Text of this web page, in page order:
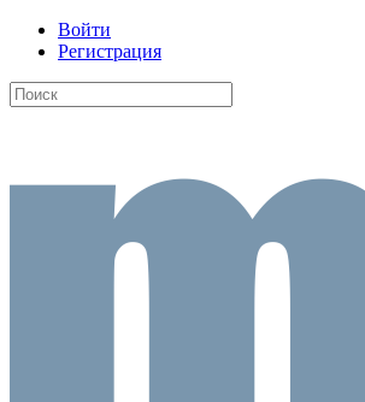
Войти
Регистрация